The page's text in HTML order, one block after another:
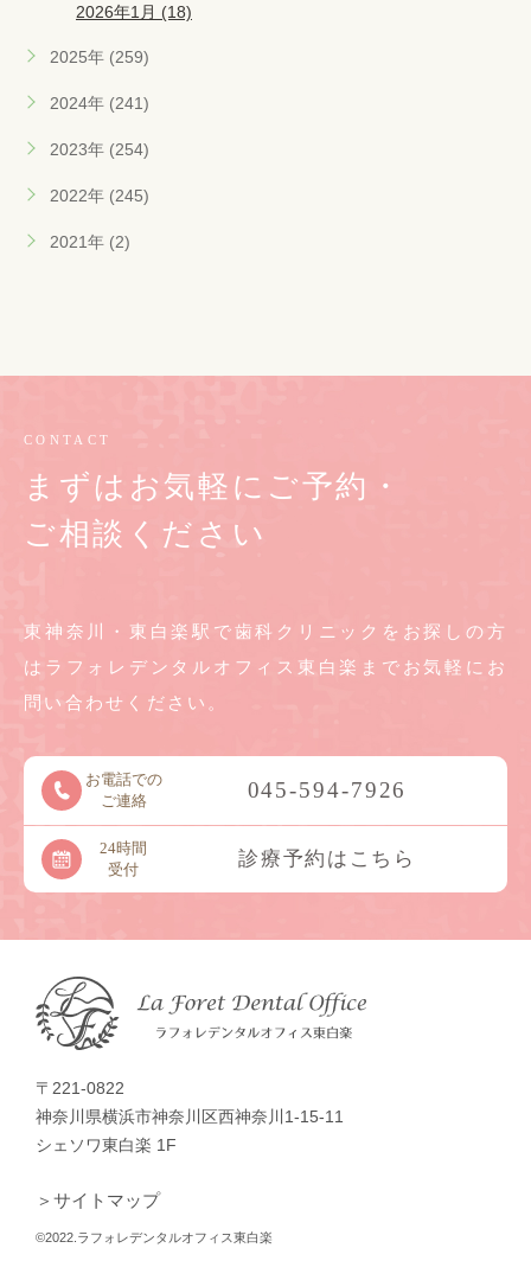
2026年1月 (18)
2025年 (259)
2024年 (241)
2023年 (254)
2022年 (245)
2021年 (2)
CONTACT
まずはお気軽にご予約・
ご相談ください
東神奈川・東白楽駅で歯科クリニックをお探しの方
は ラフォレデンタルオフィス東白楽までお気軽に お
問い合わせください。
お電話での
ご連絡
045-594-7926
24時間
受付
診療予約はこちら
〒221-0822
神奈川県横浜市神奈川区西神奈川1-15-11
シェソワ東白楽 1F
＞サイトマップ
©2022.ラフォレデンタルオフィス東白楽